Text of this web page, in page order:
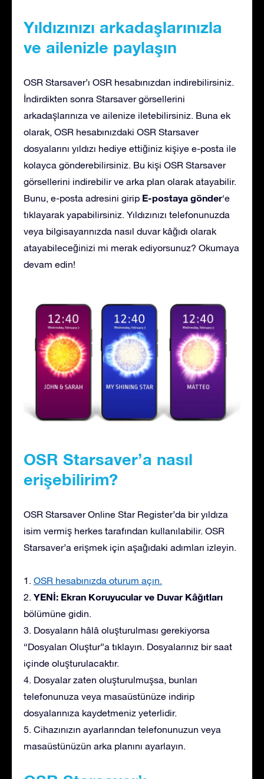
Yıldızınızı arkadaşlarınızla
ve ailenizle paylaşın
OSR Starsaver’ı OSR hesabınızdan indirebilirsiniz.
İndirdikten sonra Starsaver görsellerini
arkadaşlarınıza ve ailenize iletebilirsiniz. Buna ek
olarak, OSR hesabınızdaki OSR Starsaver
dosyalarını yıldızı hediye ettiğiniz kişiye e-posta ile
kolayca gönderebilirsiniz. Bu kişi OSR Starsaver
görsellerini indirebilir ve arka plan olarak atayabilir.
Bunu, e-posta adresini girip E-postaya gönder‘e
tıklayarak yapabilirsiniz. Yıldızınızı telefonunuzda
veya bilgisayarınızda nasıl duvar kâğıdı olarak
atayabileceğinizi mi merak ediyorsunuz? Okumaya
devam edin!
OSR Starsaver’a nasıl
erişebilirim?
OSR Starsaver Online Star Register’da bir yıldıza
isim vermiş herkes tarafından kullanılabilir. OSR
Starsaver’a erişmek için aşağıdaki adımları izleyin.
1. OSR hesabınızda oturum açın.
2. YENİ: Ekran Koruyucular ve Duvar Kâğıtları
bölümüne gidin.
3. Dosyaların hâlâ oluşturulması gerekiyorsa
“Dosyaları Oluştur”a tıklayın. Dosyalarınız bir saat
içinde oluşturulacaktır.
4. Dosyalar zaten oluşturulmuşsa, bunları
telefonunuza veya masaüstünüze indirip
dosyalarınıza kaydetmeniz yeterlidir.
5. Cihazınızın ayarlarından telefonunuzun veya
masaüstünüzün arka planını ayarlayın.